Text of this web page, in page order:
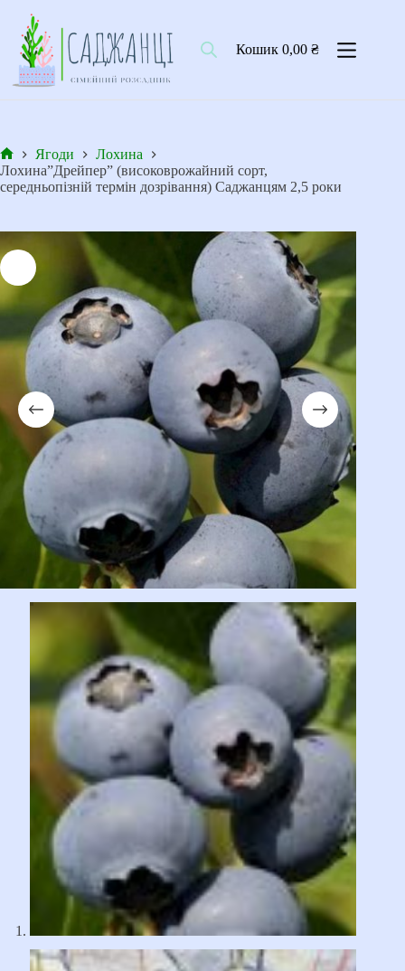
вмісту
Кошик0,00₴
Головна
Ягоди
Лохина
Лохина”Дрейпер” (високоврожайний сорт,
середньопізній термін дозрівання) Саджанцям 2,5 роки